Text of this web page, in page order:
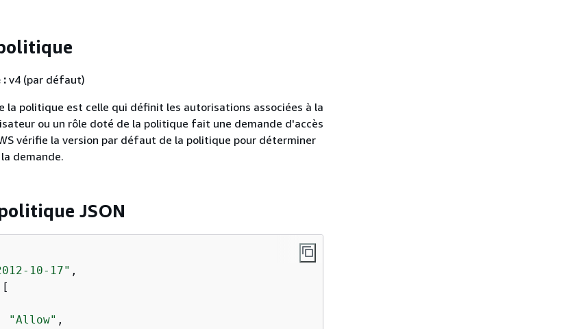
:v4 (par défaut)
la politique est celle qui définit les autorisations associées à la
ou un rôle doté de la politique fait une demande d'accès
vérifie la version par défaut de la politique pour déterminer
demande.
JSON
10-17" ,
"Allow" ,